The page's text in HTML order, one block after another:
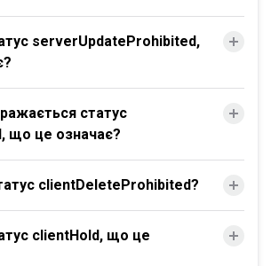
serverUpdateProhibited,
статус
що це означає?
clientDeleteProhibited?
clientHold, що це